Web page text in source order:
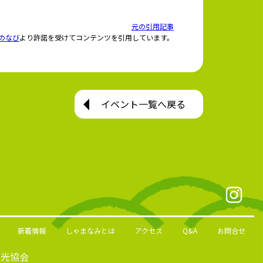
元の引用記事
なびより許諾を受けてコンテンツを引用しています。
イベント一覧へ戻る
新着情報 しゃまなみとは アクセス Q&A お問合せ
協会